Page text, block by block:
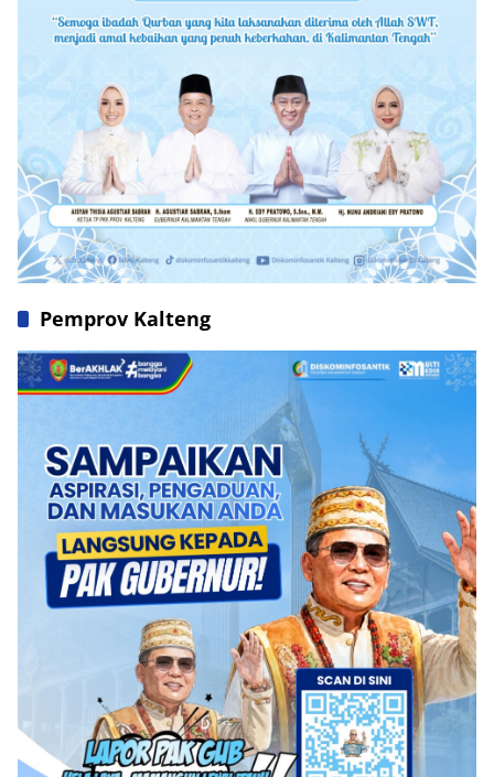
Pemprov Kalteng